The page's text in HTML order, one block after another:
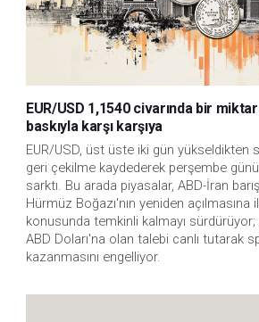
EUR/USD 1,1540 civarında bir
baskıyla karşı karşıya
EUR/USD, üst üste iki gün yükseldikten
geri çekilme kaydederek perşembe
sarktı. Bu arada piyasalar, ABD-İran
Hürmüz Boğazı'nın yeniden açılmasına
konusunda temkinli kalmayı
ABD Doları'na olan talebi canlı tutarak
kazanmasını engelliyor.